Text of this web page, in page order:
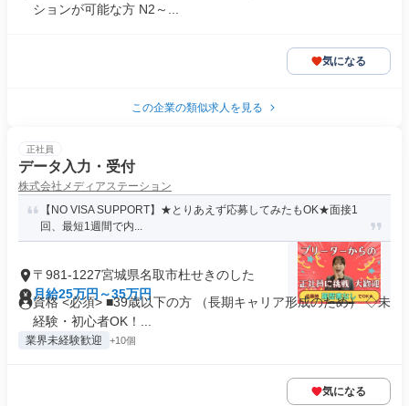
ションが可能な方 N2～...
気になる
この企業の類似求人を見る
正社員
データ入力・受付
株式会社メディアステーション
【NO VISA SUPPORT】★とりあえず応募してみたもOK★面接1
回、最短1週間で内...
〒981-1227宮城県名取市杜せきのした
月給25万円～35万円
資格 <必須> ■39歳以下の方 （長期キャリア形成のため） ◇未
経験・初心者OK！...
業界未経験歓迎 +10個
気になる